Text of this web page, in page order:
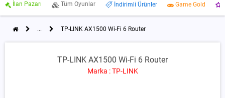
İlan Pazarı Tüm Oyunlar İndirimli Ürünler Game Gold
... TP-LINK AX1500 Wi-Fi 6 Router
TP-LINK AX1500 Wi-Fi 6 Router
Marka : TP-LINK